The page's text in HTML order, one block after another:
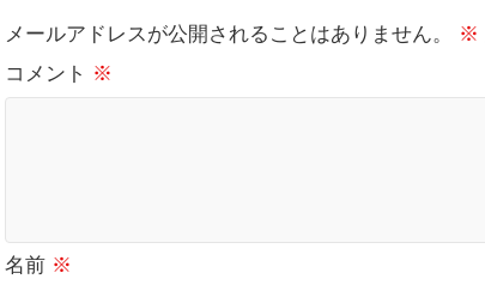
メールアドレスが公開されることはありません。 ※
コメント ※
名前 ※